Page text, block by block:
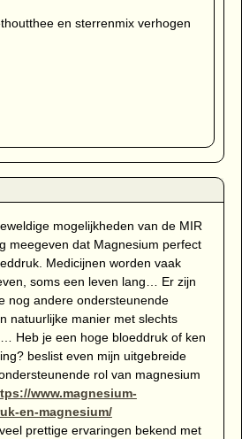
en sterrenmix verhogen
mogelijkheden van de MIR
meegeven dat Magnesium perfect
Medicijnen worden vaak
soms een leven lang… Er zijn
nog andere ondersteunende
natuurlijke manier met slechts
Heb je een hoge bloeddruk of ken
beslist even mijn uitgebreide
rol van magnesium
www.magnesium-
en-magnesium/
prettige ervaringen bekend met